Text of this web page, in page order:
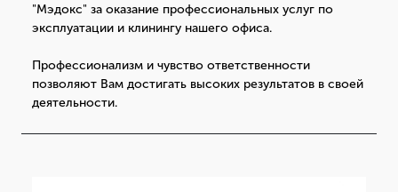
"Мэдокс" за оказание профессиональных услуг по
эксплуатации и клинингу нашего офиса.
Профессионализм и чувство ответственности
позволяют Вам достигать высоких результатов в своей
деятельности.